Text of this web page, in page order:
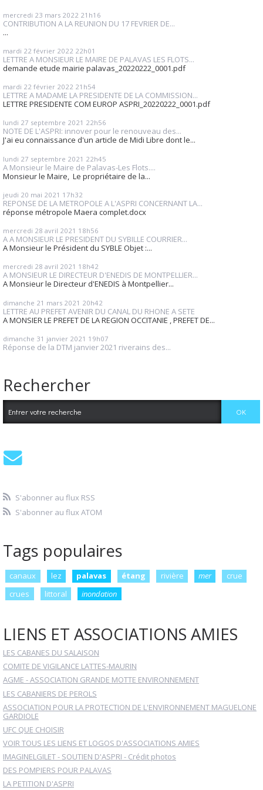
mercredi 23 mars 2022 21h16
CONTRIBUTION A LA REUNION DU 17 FEVRIER DE...
...
mardi 22 février 2022 22h01
LETTRE A MONSIEUR LE MAIRE DE PALAVAS LES FLOTS...
demande etude mairie palavas_20220222_0001.pdf
mardi 22 février 2022 21h54
LETTRE A MADAME LA PRESIDENTE DE LA COMMISSION...
LETTRE PRESIDENTE COM EUROP ASPRI_20220222_0001.pdf
lundi 27 septembre 2021 22h56
NOTE DE L'ASPRI: innover pour le renouveau des...
J'ai eu connaissance d'un article de Midi Libre dont le...
lundi 27 septembre 2021 22h45
A Monsieur le Maire de Palavas-Les Flots....
Monsieur le Maire, Le propriétaire de la...
jeudi 20 mai 2021 17h32
REPONSE DE LA METROPOLE A L'ASPRI CONCERNANT LA...
réponse métropole Maera complet.docx
mercredi 28 avril 2021 18h56
A A MONSIEUR LE PRESIDENT DU SYBILLE COURRIER...
A Monsieur le Président du SYBLE Objet :...
mercredi 28 avril 2021 18h42
A MONSIEUR LE DIRECTEUR D'ENEDIS DE MONTPELLIER...
A Monsieur le Directeur d'ENEDIS à Montpellier...
dimanche 21 mars 2021 20h42
LETTRE AU PREFET AVENIR DU CANAL DU RHONE A SETE
A MONSIER LE PREFET DE LA REGION OCCITANIE , PREFET DE...
dimanche 31 janvier 2021 19h07
Réponse de la DTM janvier 2021 riverains des...
Rechercher
S'abonner au flux RSS
S'abonner au flux ATOM
Tags populaires
canaux lez palavas étang rivière mer
crue
crues
littoral inondation
LIENS ET ASSOCIATIONS AMIES
LES CABANES DU SALAISON
COMITE DE VIGILANCE LATTES-MAURIN
AGME - ASSOCIATION GRANDE MOTTE ENVIRONNEMENT
LES CABANIERS DE PEROLS
ASSOCIATION POUR LA PROTECTION DE L'ENVIRONNEMENT MAGUELONE
GARDIOLE
UFC QUE CHOISIR
VOIR TOUS LES LIENS ET LOGOS D'ASSOCIATIONS AMIES
IMAGINELGILET - SOUTIEN D'ASPRI - Crédit photos
DES POMPIERS POUR PALAVAS
LA PETITION D'ASPRI